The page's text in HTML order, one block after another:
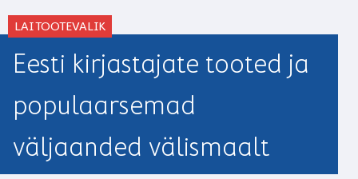
LAI TOOTEVALIK
Eesti kirjastajate tooted ja
populaarsemad
väljaanded välismaalt